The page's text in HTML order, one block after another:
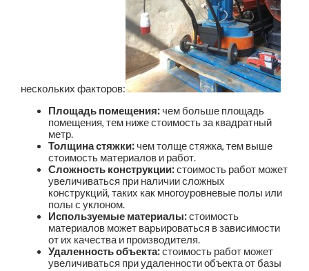
нескольких факторов:
Площадь помещения: чем больше площадь
помещения, тем ниже стоимость за квадратный
метр.
Толщина стяжки: чем толще стяжка, тем выше
стоимость материалов и работ.
Сложность конструкции:стоимость работ может
увеличиваться при наличии сложных
конструкций, таких как многоуровневые полы или
полы с уклоном.
Используемые материалы:стоимость
материалов может варьироваться в зависимости
от их качества и производителя.
Удаленность объекта:стоимость работ может
увеличиваться при удаленности объекта от базы